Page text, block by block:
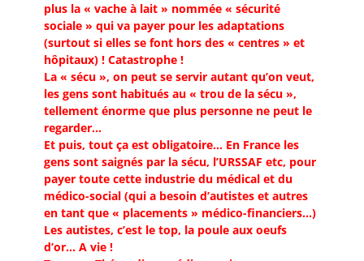
plus la « vache à lait » nommée « sécurité
sociale » qui va payer pour les adaptations
(surtout si elles se font hors des « centres » et
hôpitaux) ! Catastrophe !
La « sécu », on peut se servir autant qu’on veut,
les gens sont habitués au « trou de la sécu »,
tellement énorme que plus personne ne peut le
regarder…
Et puis, tout ça est obligatoire… En France les
gens sont saignés par la sécu, l’URSSAF etc, pour
payer toute cette industrie du médical et du
médico-social (qui a besoin d’autistes et autres
en tant que « placements » médico-financiers…)
Les autistes, c’est le top, la poule aux oeufs
d’or… A vie !